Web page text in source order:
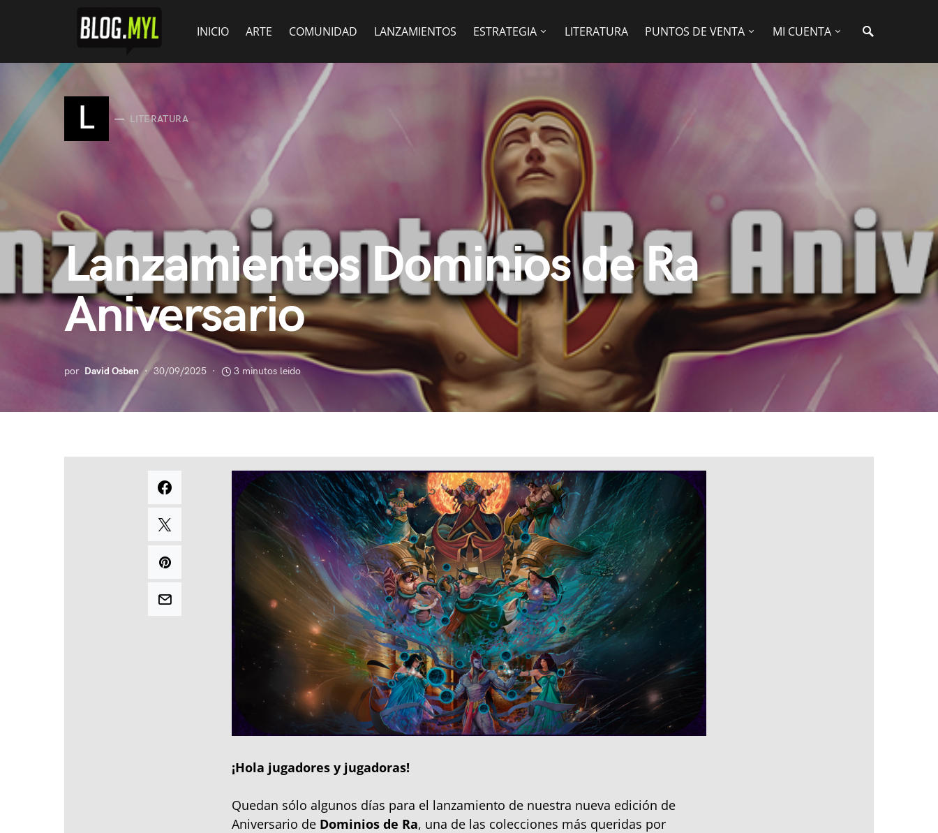
INICIO ARTE COMUNIDAD LANZAMIENTOS ESTRATEGIA LITERATURA PUNTOS DE VENTA MI CUENTA
L LITERATURA
Lanzamientos Dominios de Ra
Aniversario
por David Osben 30/09/2025 3 minutos leido
¡Hola jugadores y jugadoras!
Quedan sólo algunos días para el lanzamiento de nuestra nueva edición de
Aniversario de Dominios de Ra, una de las colecciones más queridas por